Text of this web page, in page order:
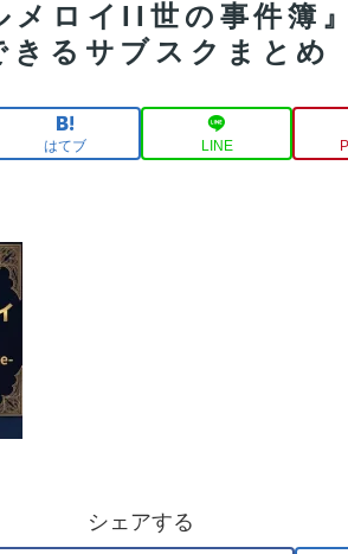
メロイII世の事件簿
きるサブスクまとめ
はてブ LINE
シェアする